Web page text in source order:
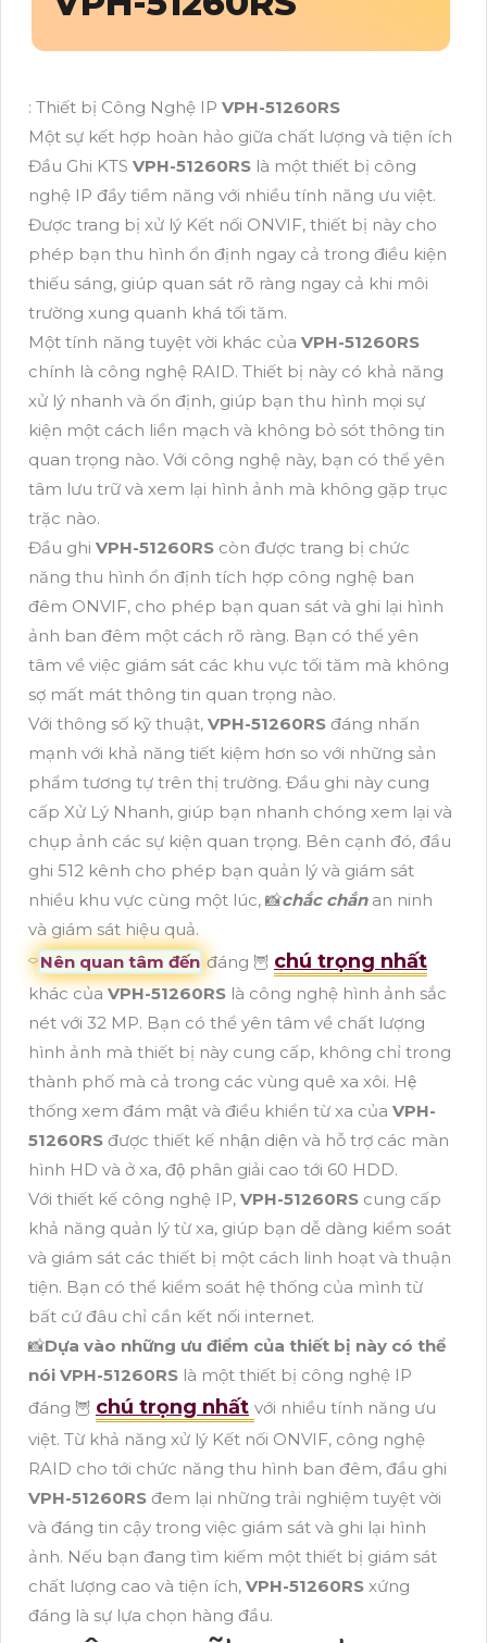
: Thiết bị Công Nghệ IP VPH-51260RS
Một sự kết hợp hoàn hảo giữa chất lượng và tiện ích
Đầu Ghi KTS VPH-51260RS là một thiết bị công
nghệ IP đầy tiềm năng với nhiều tính năng ưu việt.
Được trang bị xử lý Kết nối ONVIF, thiết bị này cho
phép bạn thu hình ổn định ngay cả trong điều kiện
thiếu sáng, giúp quan sát rõ ràng ngay cả khi môi
trường xung quanh khá tối tăm.
Một tính năng tuyệt vời khác của VPH-51260RS
chính là công nghệ RAID. Thiết bị này có khả năng
xử lý nhanh và ổn định, giúp bạn thu hình mọi sự
kiện một cách liền mạch và không bỏ sót thông tin
quan trọng nào. Với công nghệ này, bạn có thể yên
tâm lưu trữ và xem lại hình ảnh mà không gặp trục
trặc nào.
Đầu ghi VPH-51260RS còn được trang bị chức
năng thu hình ổn định tích hợp công nghệ ban
đêm ONVIF, cho phép bạn quan sát và ghi lại hình
ảnh ban đêm một cách rõ ràng. Bạn có thể yên
tâm về việc giám sát các khu vực tối tăm mà không
sợ mất mát thông tin quan trọng nào.
Với thông số kỹ thuật, VPH-51260RS đáng nhấn
mạnh với khả năng tiết kiệm hơn so với những sản
phẩm tương tự trên thị trường. Đầu ghi này cung
cấp Xử Lý Nhanh, giúp bạn nhanh chóng xem lại và
chụp ảnh các sự kiện quan trọng. Bên cạnh đó, đầu
ghi 512 kênh cho phép bạn quản lý và giám sát
nhiều khu vực cùng một lúc, 📸chắc chắnan ninh
và giám sát hiệu quả.
⌔Nên quan tâm đến đáng 🦉 chú trọng nhất
khác củaVPH-51260RS là công nghệ hình ảnh sắc
nét với 32 MP. Bạn có thể yên tâm về chất lượng
hình ảnh mà thiết bị này cung cấp, không chỉ trong
thành phố mà cả trong các vùng quê xa xôi. Hệ
thống xem đám mật và điều khiển từ xa của VPH-
51260RS được thiết kế nhận diện và hỗ trợ các màn
hình HD và ở xa, độ phân giải cao tới 60 HDD.
Với thiết kế công nghệ IP, VPH-51260RS cung cấp
khả năng quản lý từ xa, giúp bạn dễ dàng kiểm soát
và giám sát các thiết bị một cách linh hoạt và thuận
tiện. Bạn có thể kiểm soát hệ thống của mình từ
bất cứ đâu chỉ cần kết nối internet.
📸Dựa vào những ưu điểm của thiết bị này có thể
nói VPH-51260RS là một thiết bị công nghệ IP
đáng 🦉 chú trọng nhất với nhiều tính năng ưu
việt. Từ khả năng xử lý Kết nối ONVIF, công nghệ
RAID cho tới chức năng thu hình ban đêm, đầu ghi
VPH-51260RS đem lại những trải nghiệm tuyệt vời
và đáng tin cậy trong việc giám sát và ghi lại hình
ảnh. Nếu bạn đang tìm kiếm một thiết bị giám sát
chất lượng cao và tiện ích, VPH-51260RS xứng
đáng là sự lựa chọn hàng đầu.